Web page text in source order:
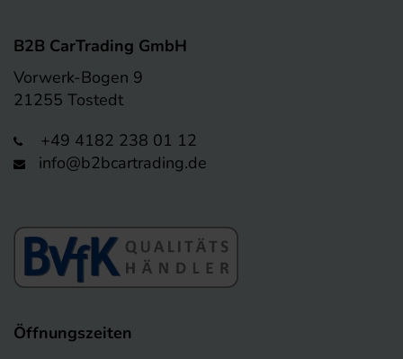
B2B CarTrading GmbH
Vorwerk-Bogen 9
21255 Tostedt
+49 4182 238 01 12
info@b2bcartrading.de
Öffnungszeiten